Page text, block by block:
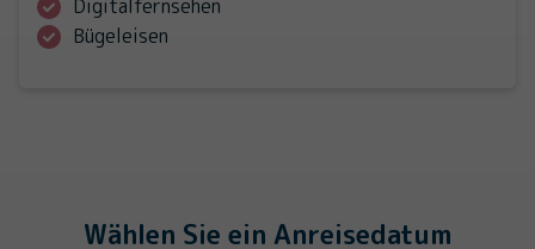
Digitalfernsehen
Bügeleisen
Wählen Sie ein Anreisedatum